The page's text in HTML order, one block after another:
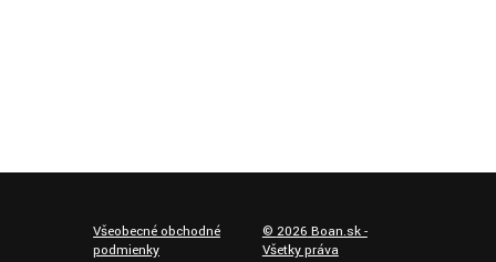
Všeobecné obchodné
podmienky
© 2026 Boan.sk -
Všetky práva